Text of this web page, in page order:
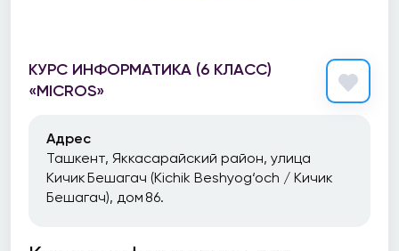
КУРС ИНФОРМАТИКА (6 КЛАСС)
«MICROS»
Адрес
Ташкент, Яккасарайский район, улица
Кичик Бешагач (Kichik Beshyog‘och / Кичик
Бешагач), дом 86.